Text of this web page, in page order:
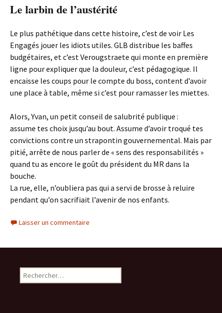
Le larbin de l’austérité
Le plus pathétique dans cette histoire, c’est de voir Les
Engagés jouer les idiots utiles. GLB distribue les baffes
budgétaires, et c’est Verougstraete qui monte en première
ligne pour expliquer que la douleur, c’est pédagogique. Il
encaisse les coups pour le compte du boss, content d’avoir
une place à table, même si c’est pour ramasser les miettes.
Alors, Yvan, un petit conseil de salubrité publique :
assume tes choix jusqu’au bout. Assume d’avoir troqué tes
convictions contre un strapontin gouvernemental. Mais par
pitié, arrête de nous parler de « sens des responsabilités »
quand tu as encore le goût du président du MR dans la
bouche.
La rue, elle, n’oubliera pas qui a servi de brosse à reluire
pendant qu’on sacrifiait l’avenir de nos enfants.
Laisser un commentaire
Rechercher :